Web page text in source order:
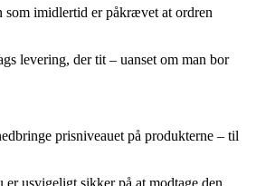
som imidlertid er påkrævet at ordren
levering, der tit – uanset om man bor
prisniveauet på produkterne – til
usvigeligt sikker på at modtage den